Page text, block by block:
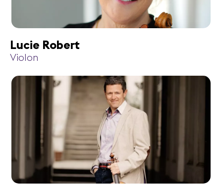
Lucie Robert
Violon